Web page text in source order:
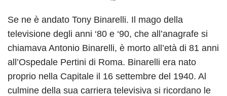
Se ne è andato Tony Binarelli. Il mago della
televisione degli anni ‘80 e ‘90, che all’anagrafe si
chiamava Antonio Binarelli, è morto all’età di 81 anni
all’Ospedale Pertini di Roma. Binarelli era nato
proprio nella Capitale il 16 settembre del 1940. Al
culmine della sua carriera televisiva si ricordano le